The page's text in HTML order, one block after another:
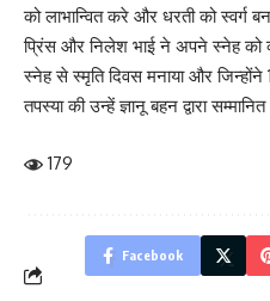
को लाभान्वित करे और धरती को स्वर्ग
प्रिंस और निलेश भाई ने अपने स्नेह को
स्नेह से स्मृति दिवस मनाया और
तपस्या की उन्हें ज्ञानू बहन द्वारा
179
Facebook